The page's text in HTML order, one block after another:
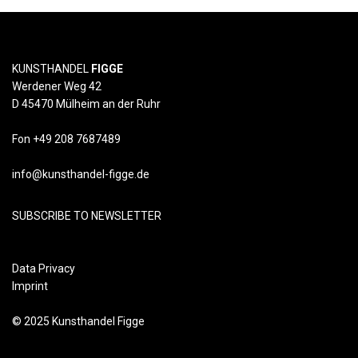
KUNSTHANDEL FIGGE
Werdener Weg 42
D 45470 Mülheim an der Ruhr
Fon +49 208 7687489
info@kunsthandel-figge.de
SUBSCRIBE TO NEWSLETTER
Data Privacy
Imprint
© 2025 Kunsthandel Figge